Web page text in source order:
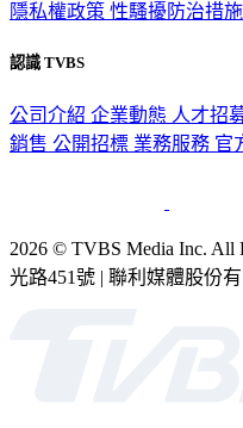
隱私權政策 性騷擾防治措施
認識 TVBS
公司介紹 企業動態 人才招
銷售 公開招標 業務服務 官
2026 © TVBS Media Inc. All
光路451號 | 聯利媒體股份